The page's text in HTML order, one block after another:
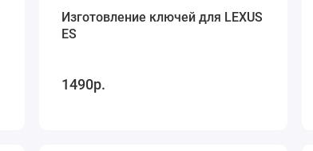
Изготовление ключей для LEXUS
ES
1490р.